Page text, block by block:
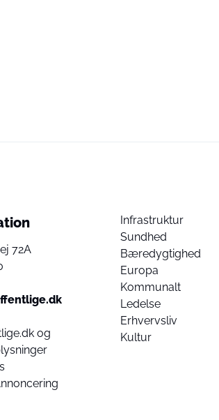
72A
og
Infrastruktur
Sundhed
Bæredygtighed
Europa
Kommunalt
Ledelse
Erhvervsliv
Kultur